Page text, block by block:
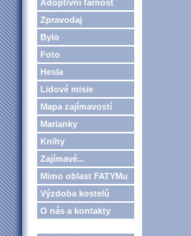
Adoptivní farnost
Zpravodaj
Bylo
Foto
Hesla
Lidové misie
Mapa zajímavostí
Marianky
Knihy
Zajímavé...
Mimo oblast FATYMu
Výzdoba kostelů
O nás a kontakty